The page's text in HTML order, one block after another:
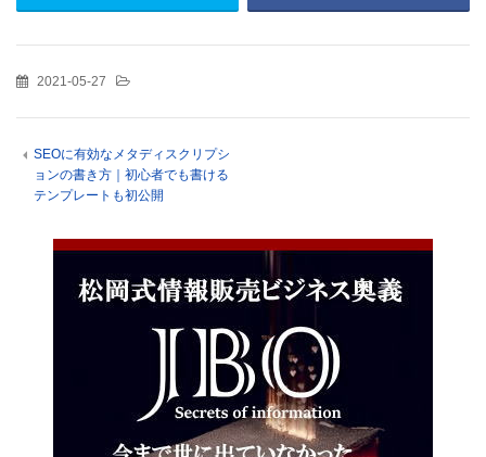
2021-05-27
SEOに有効なメタディスクリプシ
ョンの書き方｜初心者でも書ける
テンプレートも初公開